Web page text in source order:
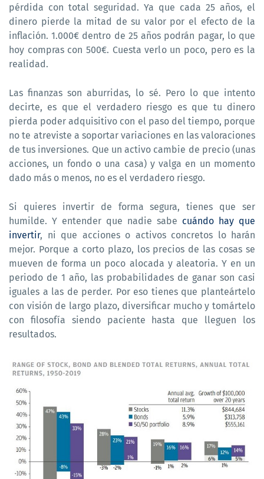
pérdida con total seguridad. Ya que cada 25 años, el
dinero pierde la mitad de su valor por el efecto de la
inflación. 1.000€ dentro de 25 años podrán pagar, lo que
hoy compras con 500€. Cuesta verlo un poco, pero es la
realidad.
Las finanzas son aburridas, lo sé. Pero lo que intento
decirte, es que el verdadero riesgo es que tu dinero
pierda poder adquisitivo con el paso del tiempo, porque
no te atreviste a soportar variaciones en las valoraciones
de tus inversiones. Que un activo cambie de precio (unas
acciones, un fondo o una casa) y valga en un momento
dado más o menos, no es el verdadero riesgo.
Si quieres invertir de forma segura, tienes que ser
humilde. Y entender que nadie sabe cuándo hay que
invertir, ni que acciones o activos concretos lo harán
mejor. Porque a corto plazo, los precios de las cosas se
mueven de forma un poco alocada y aleatoria. Y en un
periodo de 1 año, las probabilidades de ganar son casi
iguales a las de perder. Por eso tienes que planteártelo
con visión de largo plazo, diversificar mucho y tomártelo
con filosofía siendo paciente hasta que lleguen los
resultados.